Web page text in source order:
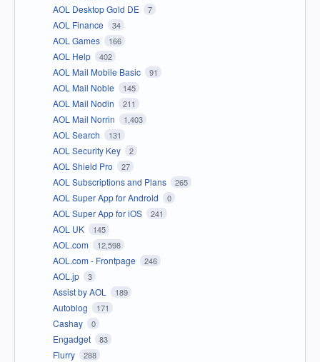
AOL Desktop Gold DE 7
AOL Finance 34
AOL Games 166
AOL Help 402
AOL Mail Mobile Basic 91
AOL Mail Noble 145
AOL Mail Nodin 211
AOL Mail Norrin 1,403
AOL Search 131
AOL Security Key 2
AOL Shield Pro 27
AOL Subscriptions and Plans 265
AOL Super App for Android 0
AOL Super App for iOS 241
AOL UK 145
AOL.com 12,598
AOL.com - Frontpage 246
AOL.jp 3
Assist by AOL 189
Autoblog 171
Cashay 0
Engadget 83
Flurry 288